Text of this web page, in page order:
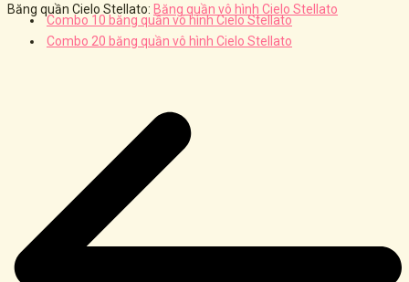
Băng quần Cielo Stellato: Băng quần vô hình Cielo Stellato
Combo 10 băng quần vô hình Cielo Stellato
Combo 20 băng quần vô hình Cielo Stellato